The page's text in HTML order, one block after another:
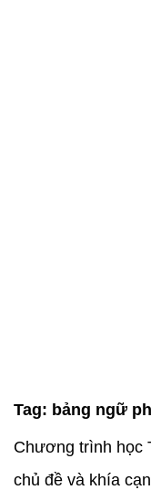
Tag: bảng ngữ
Chương trình học
chủ đề và khía